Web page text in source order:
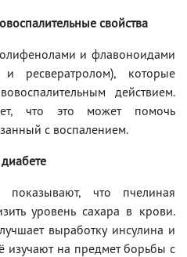
свойства
и флавоноидами
ресвератролом), которые
действием.
что это может помочь
с воспалением.
показывают, что пчелиная
уровень сахара в крови.
выработку инсулина и
изучают на предмет борьбы с